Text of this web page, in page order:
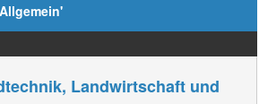
Landwirtschaft und